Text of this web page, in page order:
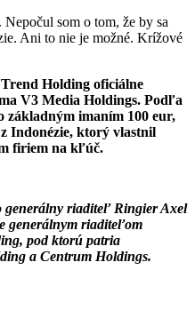
som o tom, že by sa
Ani to nie je možné. Krížové
Holding oficiálne
V3 Media Holdings. Podľa
základným imaním 100 eur,
Indonézie, ktorý vlastnil
firiem na kľúč.
generálny riaditeľ Ringier Axel
generálnym riaditeľom
pod ktorú patria
a Centrum Holdings.